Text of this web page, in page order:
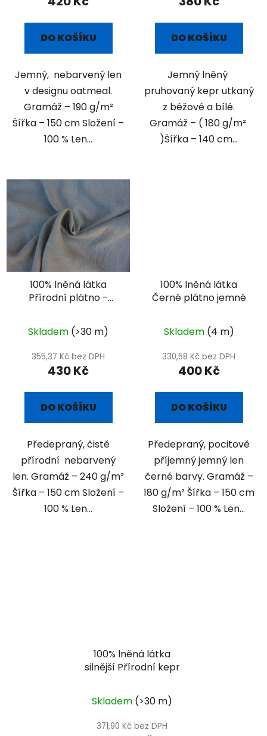
DO KOŠÍKU
Jemný, nebarvený len
v designu oatmeal.
Gramáž – 190 g/m²
Šířka – 150 cm Složení –
100 % Len...
DO KOŠÍKU
Jemný lněný
pruhovaný kepr utkaný
z béžové a bílé.
Gramáž – ( 180 g/m²
)Šířka – 140 cm...
100% lněná látka
Přírodní plátno -
Skladem (>30 m)
355,37 Kč bez DPH
430 Kč
DO KOŠÍKU
Předepraný, čistě
přírodní nebarvený
len. Gramáž – 240 g/m²
Šířka – 150 cm Složení –
100 % Len...
100% lněná látka
Černé plátno jemné
Skladem (4 m)
330,58 Kč bez DPH
400 Kč
DO KOŠÍKU
Předepraný, pocitově
příjemný jemný len
černé barvy. Gramáž –
180 g/m² Šířka – 150 cm
Složení – 100 % Len...
100% lněná látka
silnější Přírodní kepr
Skladem (>30 m)
371,90 Kč bez DPH